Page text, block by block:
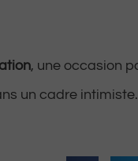
, une occasion
un cadre intimiste.